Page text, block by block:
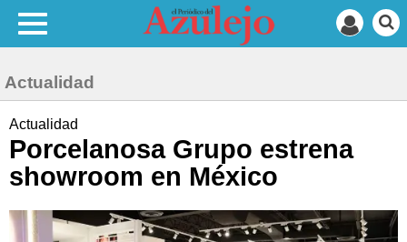
Actualidad
Actualidad
Porcelanosa Grupo estrena
showroom en México